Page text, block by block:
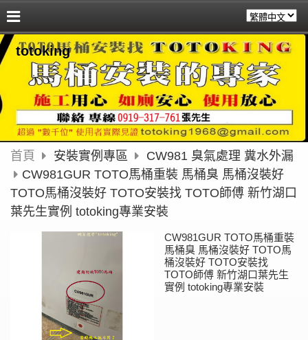
totoking
首頁 安裝實例專區
CW981 臭氣處理 糞水外漏
CW981GUR TOTO馬桶重裝 馬桶臭 馬桶沒裝好
TOTO馬桶沒裝好 TOTO安裝找 TOTO師傅 新竹湖口
葉先生實例 totoking專業安裝
CW981GUR TOTO馬桶重裝
馬桶臭 馬桶沒裝好 TOTO馬
桶沒裝好 TOTO安裝找
TOTO師傅 新竹湖口葉先生
實例 totoking專業安裝